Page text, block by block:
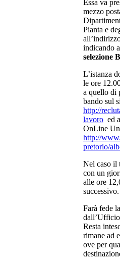
Essa va
mezzo
Pianta e
indicando
selezione
L’istanza
le ore
a quello di
bando sul
http://
lavoro ed
OnLine
http://
pretorio/
Nel caso il
con un
alle ore
successivo.
Farà fede
Resta
rimane ad
ove per